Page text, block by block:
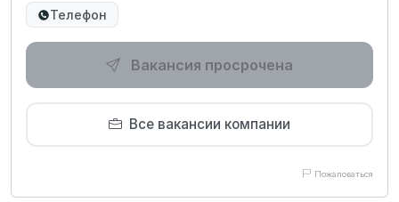
Телефон
Вакансия просрочена
Все вакансии компании
Пожаловаться